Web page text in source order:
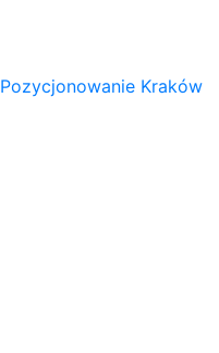
Pozycjonowanie Kraków